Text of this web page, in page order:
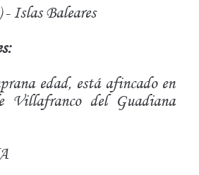
Islas Baleares
edad, está afincado en
Villafranco del Guadiana